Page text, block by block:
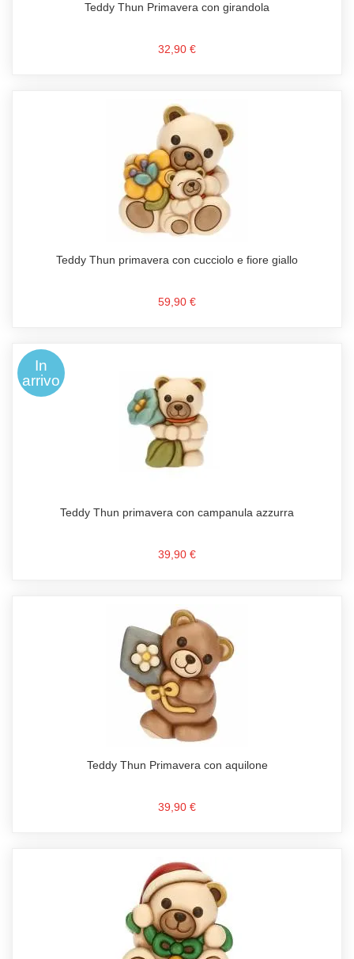
Teddy Thun Primavera con girandola
32,90 €
Teddy Thun primavera con cucciolo e fiore giallo
59,90 €
In
arrivo
Teddy Thun primavera con campanula azzurra
39,90 €
Teddy Thun Primavera con aquilone
39,90 €